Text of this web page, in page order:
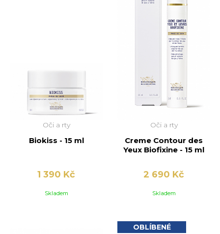
Oči a rty
Biokiss - 15 ml
1 390 Kč
Skladem
Oči a rty
Creme Contour des
Yeux Biofixine - 15 ml
2 690 Kč
Skladem
OBLÍBENÉ